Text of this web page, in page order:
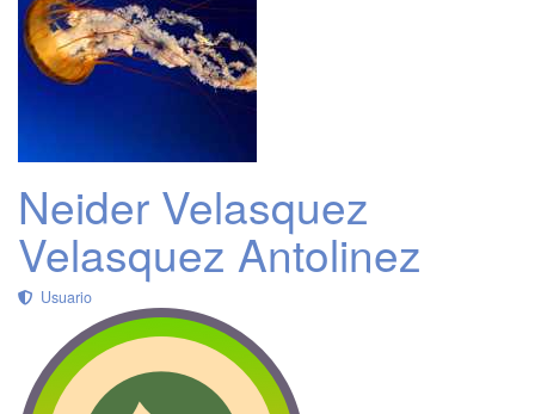
Neider Velasquez
Velasquez Antolinez
Usuario